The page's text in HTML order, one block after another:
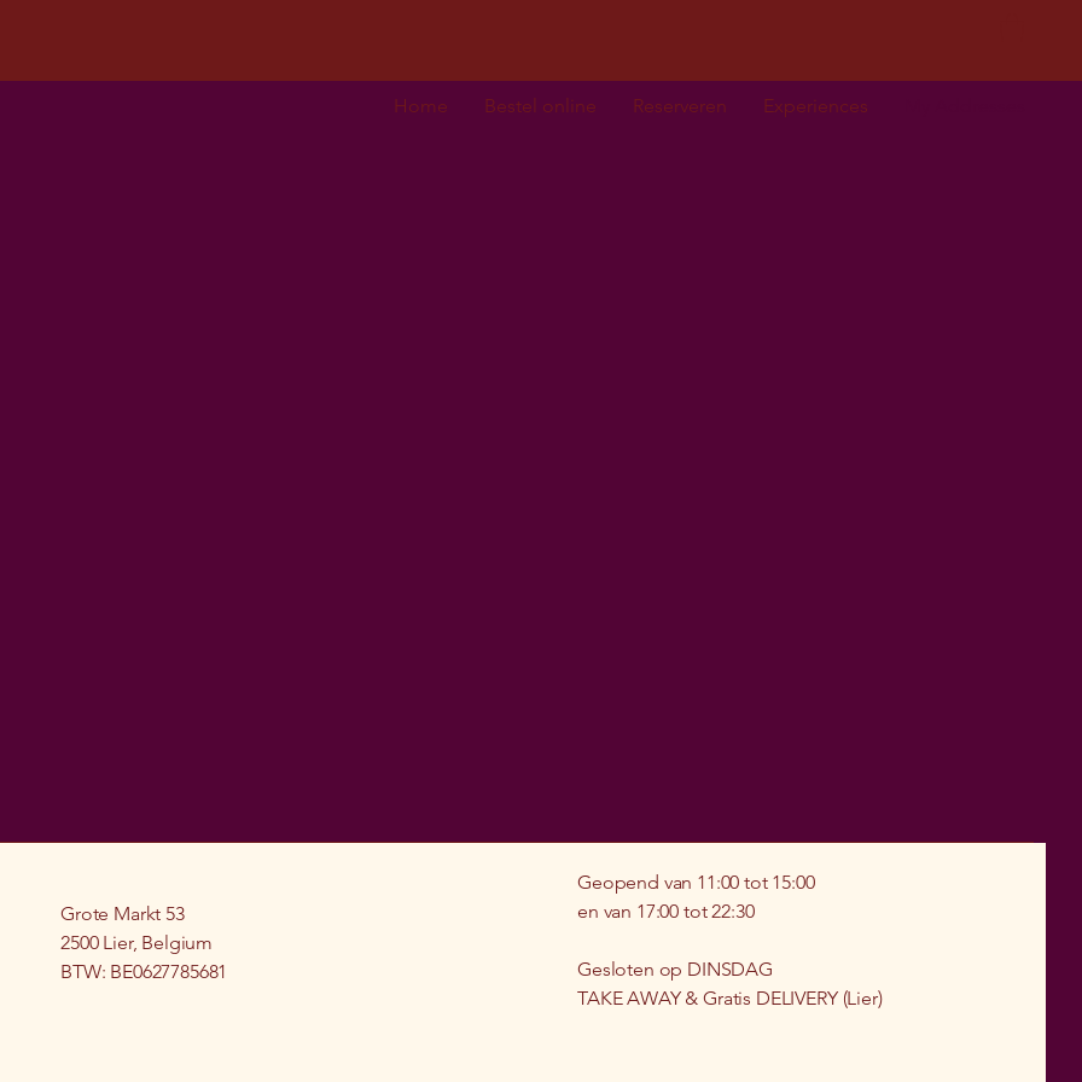
Home Bestel online Reserveren Experiences
Grote Markt 53
2500 Lier, Belgium
BTW: BE0627785681
Geopend van 11:00 tot 15:00
en van 17:00 tot 22:30
Gesloten op DINSDAG
TAKE AWAY & Gratis DELIVERY (Lier)